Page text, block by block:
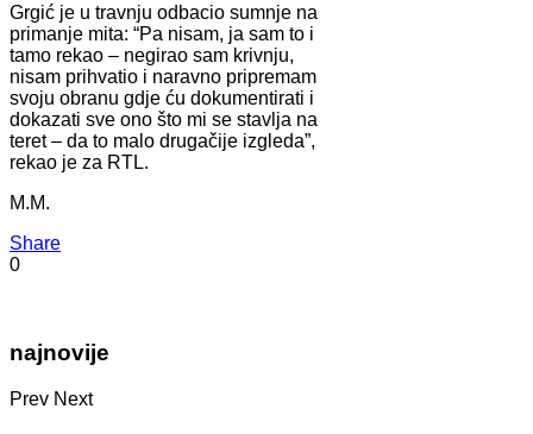
Grgić je u travnju odbacio sumnje na
primanje mita: “Pa nisam, ja sam to i
tamo rekao – negirao sam krivnju,
nisam prihvatio i naravno pripremam
svoju obranu gdje ću dokumentirati i
dokazati sve ono što mi se stavlja na
teret – da to malo drugačije izgleda”,
rekao je za RTL.
M.M.
Share
0
najnovije
Prev Next